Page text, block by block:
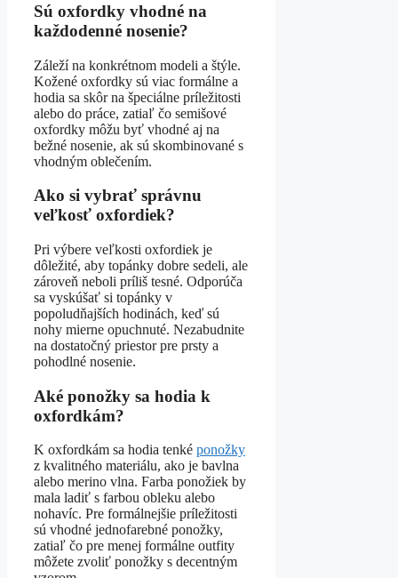
Sú oxfordky vhodné na
každodenné nosenie?
Záleží na konkrétnom modeli a štýle.
Kožené oxfordky sú viac formálne a
hodia sa skôr na špeciálne príležitosti
alebo do práce, zatiaľ čo semišové
oxfordky môžu byť vhodné aj na
bežné nosenie, ak sú skombinované s
vhodným oblečením.
Ako si vybrať správnu
veľkosť oxfordiek?
Pri výbere veľkosti oxfordiek je
dôležité, aby topánky dobre sedeli, ale
zároveň neboli príliš tesné. Odporúča
sa vyskúšať si topánky v
popoludňajších hodinách, keď sú
nohy mierne opuchnuté. Nezabudnite
na dostatočný priestor pre prsty a
pohodlné nosenie.
Aké ponožky sa hodia k
oxfordkám?
K oxfordkám sa hodia tenké ponožky
z kvalitného materiálu, ako je bavlna
alebo merino vlna. Farba ponožiek by
mala ladiť s farbou obleku alebo
nohavíc. Pre formálnejšie príležitosti
sú vhodné jednofarebné ponožky,
zatiaľ čo pre menej formálne outfity
môžete zvoliť ponožky s decentným